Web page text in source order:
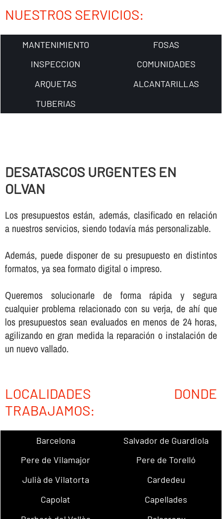
NUESTROS SERVICIOS:
MANTENIMIENTO
FOSAS
INSPECCION
COMUNIDADES
ARQUETAS
ALCANTARILLAS
TUBERIAS
DESATASCOS URGENTES EN
OLVAN
Los presupuestos están, además, clasificado en relación
a nuestros servicios, siendo todaví­a más personalizable.
Además, puede disponer de su presupuesto en distintos
formatos, ya sea formato digital o impreso.
Queremos solucionarle de forma rápida y segura
cualquier problema relacionado con su verja, de ahí­ que
los presupuestos sean evaluados en menos de 24 horas,
agilizando en gran medida la reparación o instalación de
un nuevo vallado.
LOCALIDADES DONDE
TRABAJAMOS:
Barcelona
Salvador de Guardiola
Pere de Vilamajor
Pere de Torelló
Julià de Vilatorta
Cardedeu
Capolat
Capellades